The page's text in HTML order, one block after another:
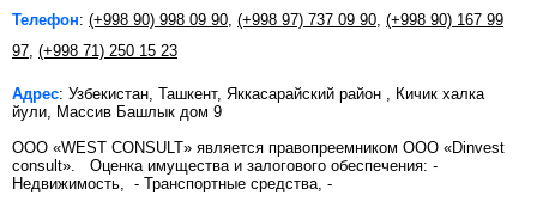
Телефон: (+998 90) 998 09 90 (+998 97) 737 09 90 (+998 90) 167 99
97 (+998 71) 250 15 23
Адрес: Узбекистан, Ташкент, Яккасарайский район , Кичик халка
йули, Массив Башлык дом 9
ООО «WEST CONSULT» является правопреемником ООО «Dinvest
consult». Оценка имущества и залогового обеспечения: -
Недвижимость, - Транспортные средства, -